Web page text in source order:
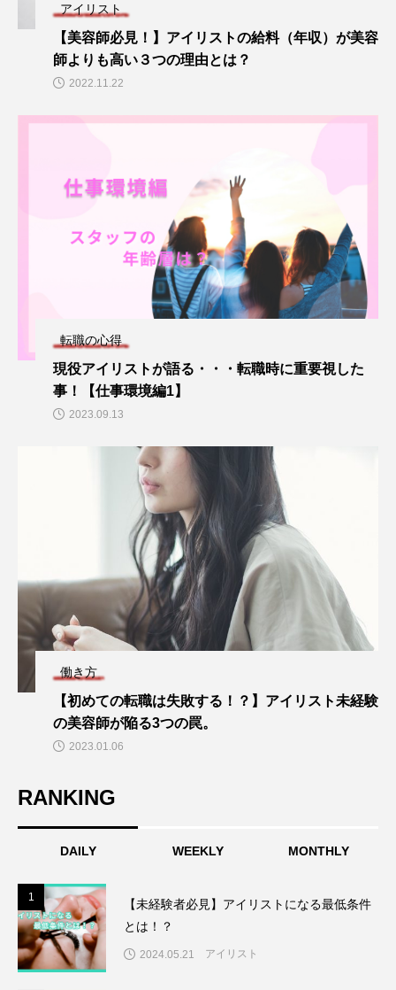
アイリスト
【美容師必見！】アイリストの給料（年収）が美容
師よりも高い３つの理由とは？
2022.11.22
転職の心得
現役アイリストが語る・・・転職時に重要視した
事！【仕事環境編1】
2023.09.13
働き方
【初めての転職は失敗する！？】アイリスト未経験
の美容師が陥る3つの罠。
2023.01.06
RANKING
DAILY WEEKLY MONTHLY
1
【未経験者必見】アイリストになる最低条件
とは！？
2024.05.21 アイリスト